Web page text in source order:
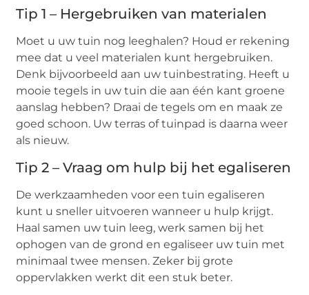
Tip 1 – Hergebruiken van materialen
Moet u uw tuin nog leeghalen? Houd er rekening
mee dat u veel materialen kunt hergebruiken.
Denk bijvoorbeeld aan uw tuinbestrating. Heeft u
mooie tegels in uw tuin die aan één kant groene
aanslag hebben? Draai de tegels om en maak ze
goed schoon. Uw terras of tuinpad is daarna weer
als nieuw.
Tip 2 – Vraag om hulp bij het egaliseren
De werkzaamheden voor een tuin egaliseren
kunt u sneller uitvoeren wanneer u hulp krijgt.
Haal samen uw tuin leeg, werk samen bij het
ophogen van de grond en egaliseer uw tuin met
minimaal twee mensen. Zeker bij grote
oppervlakken werkt dit een stuk beter.